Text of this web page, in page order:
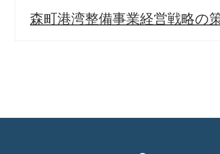
森町港湾整備事業経営戦略の